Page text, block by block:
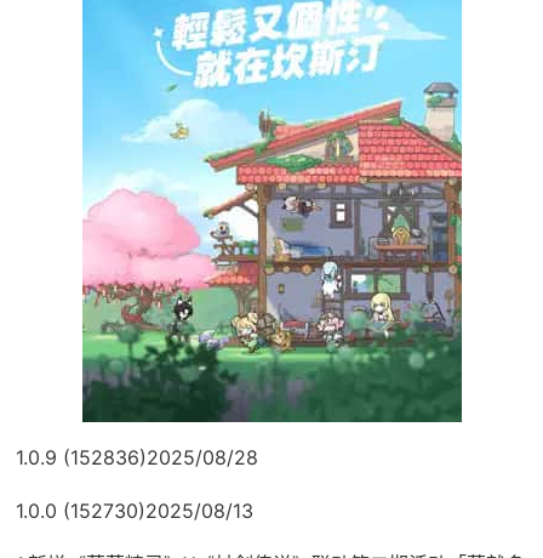
1.0.9 (152836)2025/08/28
1.0.0 (152730)2025/08/13